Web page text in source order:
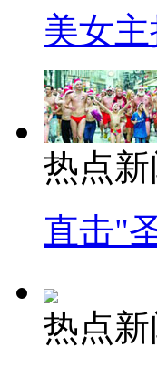
美女
热点新
直击"
热点新